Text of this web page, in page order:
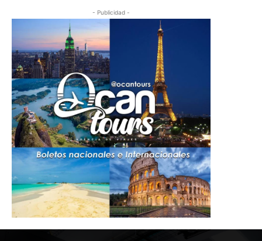
- Publicidad -